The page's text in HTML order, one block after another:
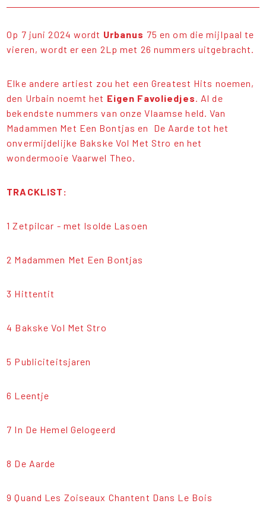
Op 7 juni 2024 wordt Urbanus 75 en om die mijlpaal te
vieren, wordt er een 2Lp met 26 nummers uitgebracht.
Elke andere artiest zou het een Greatest Hits noemen,
den Urbain noemt het Eigen Favoliedjes . Al de
bekendste nummers van onze Vlaamse held. Van
Madammen Met Een Bontjas en De Aarde tot het
onvermijdelijke Bakske Vol Met Stro en het
wondermooie Vaarwel Theo.
TRACKLIST:
1 Zetpilcar - met Isolde Lasoen
2 Madammen Met Een Bontjas
3 Hittentit
4 Bakske Vol Met Stro
5 Publiciteitsjaren
6 Leentje
7 In De Hemel Gelogeerd
8 De Aarde
9 Quand Les Zoiseaux Chantent Dans Le Bois